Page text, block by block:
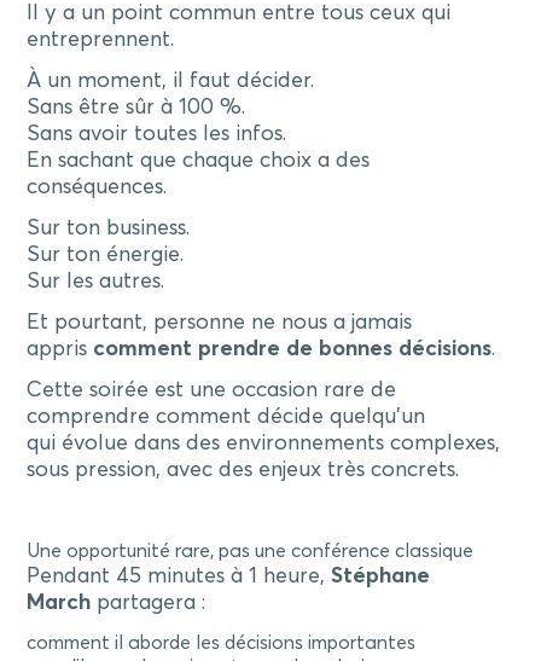
Il y a un point commun entre tous ceux qui
entreprennent.
À un moment, il faut décider.
Sans être sûr à 100 %.
Sans avoir toutes les infos.
En sachant que chaque choix a des
conséquences.
Sur ton business.
Sur ton énergie.
Sur les autres.
Et pourtant, personne ne nous a jamais
appris comment prendre de bonnes décisions.
Cette soirée est une occasion rare de
comprendre comment décide quelqu’un
qui évolue dans des environnements complexes,
sous pression, avec des enjeux très concrets.
Une opportunité rare, pas une conférence classique
Pendant 45 minutes à 1 heure, Stéphane
March partagera :
comment il aborde les décisions importantes